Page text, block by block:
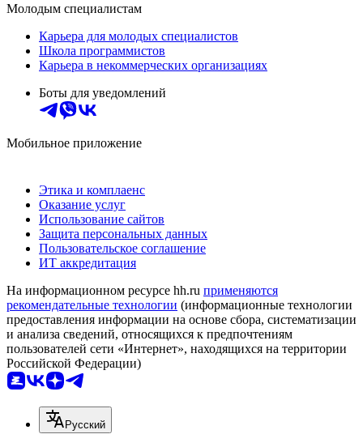
Молодым специалистам
Карьера для молодых специалистов
Школа программистов
Карьера в некоммерческих организациях
Боты для уведомлений
Мобильное приложение
Этика и комплаенс
Оказание услуг
Использование сайтов
Защита персональных данных
Пользовательское соглашение
ИТ аккредитация
На информационном ресурсе hh.ru применяются
рекомендательные технологии (информационные технологии
предоставления информации на основе сбора, систематизации
и анализа сведений, относящихся к предпочтениям
пользователей сети «Интернет», находящихся на территории
Российской Федерации)
Русский